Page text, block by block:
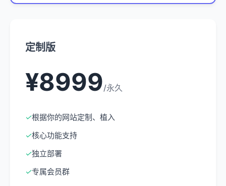
定制版
¥8999/永久
✓根据你的网站定制、植入
✓核心功能支持
✓独立部署
✓专属会员群